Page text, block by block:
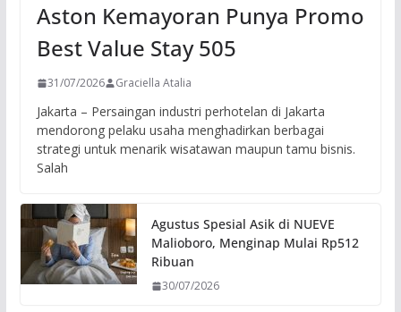
Aston Kemayoran Punya Promo
Best Value Stay 505
31/07/2026 Graciella Atalia
Jakarta – Persaingan industri perhotelan di Jakarta
mendorong pelaku usaha menghadirkan berbagai
strategi untuk menarik wisatawan maupun tamu bisnis.
Salah
Agustus Spesial Asik di NUEVE
Malioboro, Menginap Mulai Rp512
Ribuan
30/07/2026